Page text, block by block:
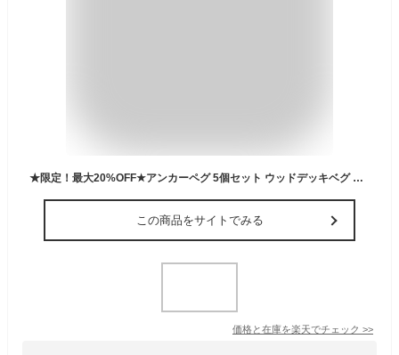
★限定！最大20%OFF★アンカーペグ 5個セット ウッドデッキベグ テントペグ ウッド デッキ ペグ アンカー ペグ フック アルミ 金具 留め具 キャンプ テント アウトドア 便利グッズ 留め具 軽量 簡単設置 隙間3mm以上対応 送料
この商品をサイトでみる
価格と在庫を楽天でチェック >>